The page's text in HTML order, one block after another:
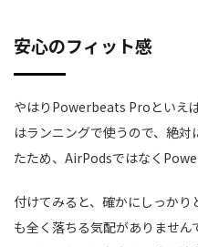
安心のフィット感
やはりPowerbeats Proといえ
はランニングで使うので、絶
たため、AirPodsではなく
付けてみると、確かにしっか
も全く落ちる気配がありませ